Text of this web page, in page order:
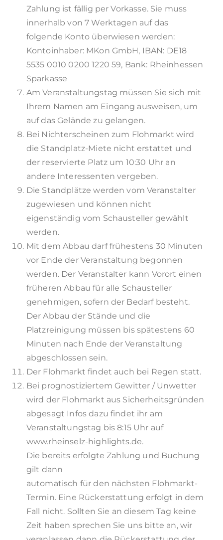
Zahlung ist fällig per Vorkasse. Sie muss
innerhalb von 7 Werktagen auf das
folgende Konto überwiesen werden:
Kontoinhaber: MKon GmbH, IBAN: DE18
5535 0010 0200 1220 59, Bank: Rheinhessen
Sparkasse
Am Veranstaltungstag müssen Sie sich mit
Ihrem Namen am Eingang ausweisen, um
auf das Gelände zu gelangen.
Bei Nichterscheinen zum Flohmarkt wird
die Standplatz-Miete nicht erstattet und
der reservierte Platz um 10:30 Uhr an
andere Interessenten vergeben.
Die Standplätze werden vom Veranstalter
zugewiesen und können nicht
eigenständig vom Schausteller gewählt
werden.
Mit dem Abbau darf frühestens 30 Minuten
vor Ende der Veranstaltung begonnen
werden. Der Veranstalter kann Vorort einen
früheren Abbau für alle Schausteller
genehmigen, sofern der Bedarf besteht.
Der Abbau der Stände und die
Platzreinigung müssen bis spätestens 60
Minuten nach Ende der Veranstaltung
abgeschlossen sein.
Der Flohmarkt findet auch bei Regen statt.
Bei prognostiziertem Gewitter / Unwetter
wird der Flohmarkt aus Sicherheitsgründen
abgesagt Infos dazu findet ihr am
Veranstaltungstag bis 8:15 Uhr auf
www.rheinselz-highlights.de.
Die bereits erfolgte Zahlung und Buchung
gilt dann
automatisch für den nächsten Flohmarkt-
Termin. Eine Rückerstattung erfolgt in dem
Fall nicht. Sollten Sie an diesem Tag keine
Zeit haben sprechen Sie uns bitte an, wir